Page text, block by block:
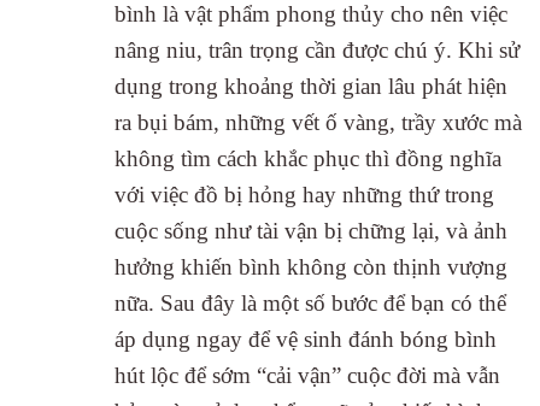
bình là vật phẩm phong thủy cho nên việc
nâng niu, trân trọng cần được chú ý. Khi sử
dụng trong khoảng thời gian lâu phát hiện
ra bụi bám, những vết ố vàng, trầy xước mà
không tìm cách khắc phục thì đồng nghĩa
với việc đồ bị hỏng hay những thứ trong
cuộc sống như tài vận bị chững lại, và ảnh
hưởng khiến bình không còn thịnh vượng
nữa. Sau đây là một số bước để bạn có thể
áp dụng ngay để vệ sinh đánh bóng bình
hút lộc để sớm “cải vận” cuộc đời mà vẫn